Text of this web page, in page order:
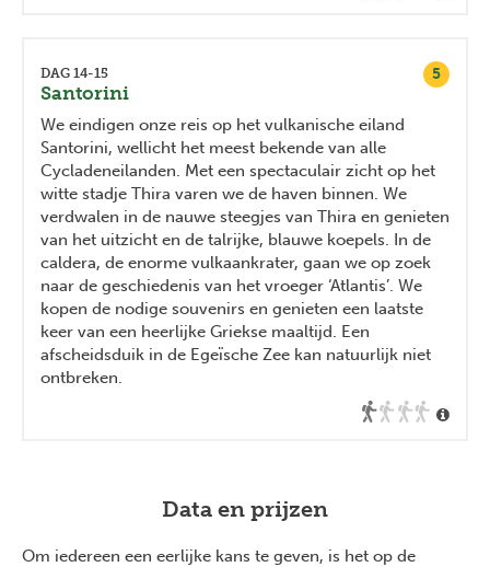
5
DAG 14-15
Santorini
We eindigen onze reis op het vulkanische eiland
Santorini, wellicht het meest bekende van alle
Cycladeneilanden. Met een spectaculair zicht op het
witte stadje Thira varen we de haven binnen. We
verdwalen in de nauwe steegjes van Thira en genieten
van het uitzicht en de talrijke, blauwe koepels. In de
caldera, de enorme vulkaankrater, gaan we op zoek
naar de geschiedenis van het vroeger ‘Atlantis’. We
kopen de nodige souvenirs en genieten een laatste
keer van een heerlijke Griekse maaltijd. Een
afscheidsduik in de Egeïsche Zee kan natuurlijk niet
ontbreken.
Data en prijzen
Om iedereen een eerlijke kans te geven, is het op de